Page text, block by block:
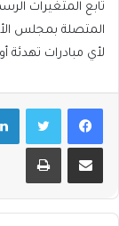
تابع المتغيرات
المتصلة بمجلس
لأي مبادرات تهدئة
فيسبوكتويتر
مشاركة عبر البريد